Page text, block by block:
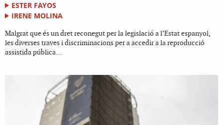
ESTER FAYOS
IRENE MOLINA
Malgrat que és un dret reconegut per la legislació a l’Estat espanyol,
les diverses traves i discriminacions per a accedir a la reproducció
assistida pública...